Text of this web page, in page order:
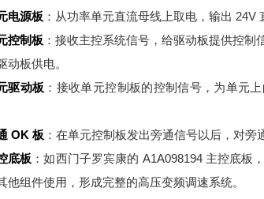
电源板 ：从功率单元直流母线上取电，输出 24V
控制板 ：接收主控系统信号，给驱动板提供控
动板供电。
驱动板 ：接收单元控制板的控制信号，为单元
OK 板 ：在单元控制板发出旁通信号以后，对旁
底板 ：如西门子罗宾康的 A1A098194 主控底
他组件使用，形成完整的高压变频调速系统。